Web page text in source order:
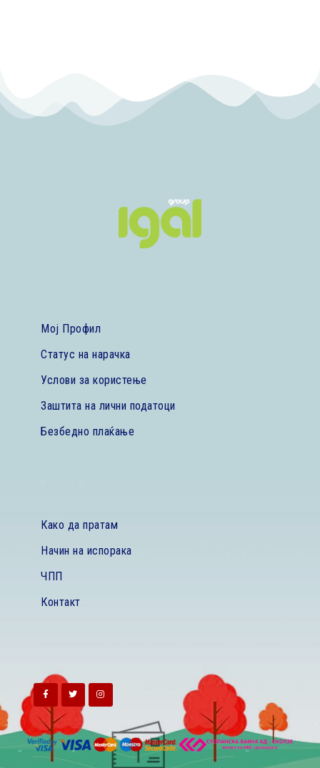
Мој Профил
Статус на нарачка
Услови за користење
Заштита на лични податоци
Безбедно плаќање
Како да пратам
Начин на испорака
ЧПП
Контакт